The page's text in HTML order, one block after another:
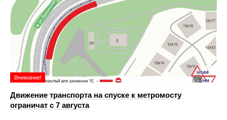
Внимание!
Движение транспорта на спуске к метромосту
ограничат с 7 августа